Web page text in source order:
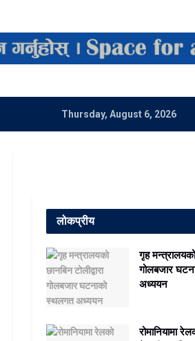
Thursday, August 6, 2026
लोकप्रीय
गृह मन्त्रालयको
गोलबजार
अध्ययन
रोमानियामा